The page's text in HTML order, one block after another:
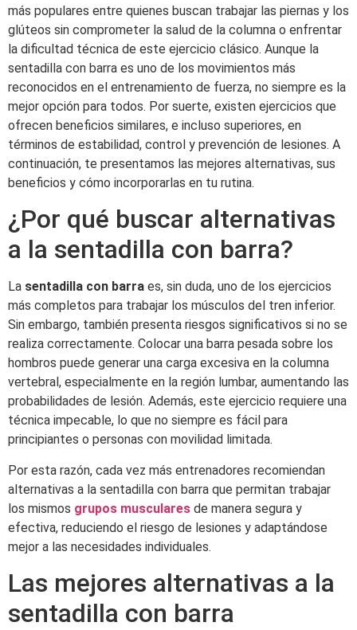
más populares entre quienes buscan trabajar las piernas y los
glúteos sin comprometer la salud de la columna o enfrentar
la dificultad técnica de este ejercicio clásico. Aunque la
sentadilla con barra es uno de los movimientos más
reconocidos en el entrenamiento de fuerza, no siempre es la
mejor opción para todos. Por suerte, existen ejercicios que
ofrecen beneficios similares, e incluso superiores, en
términos de estabilidad, control y prevención de lesiones. A
continuación, te presentamos las mejores alternativas, sus
beneficios y cómo incorporarlas en tu rutina.
¿Por qué buscar alternativas
a la sentadilla con barra?
La sentadilla con barra es, sin duda, uno de los ejercicios
más completos para trabajar los músculos del tren inferior.
Sin embargo, también presenta riesgos significativos si no se
realiza correctamente. Colocar una barra pesada sobre los
hombros puede generar una carga excesiva en la columna
vertebral, especialmente en la región lumbar, aumentando las
probabilidades de lesión. Además, este ejercicio requiere una
técnica impecable, lo que no siempre es fácil para
principiantes o personas con movilidad limitada.
Por esta razón, cada vez más entrenadores recomiendan
alternativas a la sentadilla con barra que permitan trabajar
los mismos grupos musculares de manera segura y
efectiva, reduciendo el riesgo de lesiones y adaptándose
mejor a las necesidades individuales.
Las mejores alternativas a la
sentadilla con barra